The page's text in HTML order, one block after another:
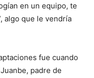
en un equipo, te
algo que le vendría
fue cuando
padre de